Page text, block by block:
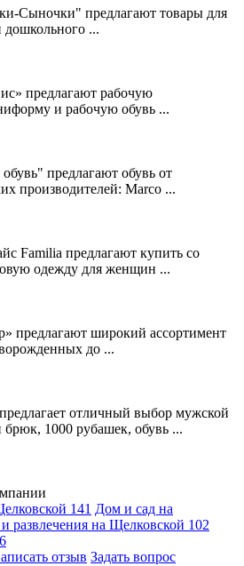
Сыночки" предлагают товары для
...
предлагают рабочую
и рабочую обувь ...
предлагают обувь от
производителей: Marco ...
Familia предлагают купить со
одежду для женщин ...
предлагают широкий ассортимент
до ...
отличный выбор мужской
1000 рубашек, обувь ...
141 Дом и сад на
развлечения на Щелковской 102
отзыв Задать вопрос